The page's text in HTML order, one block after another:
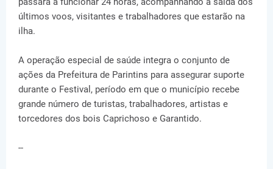
últimos voos, visitantes e trabalhadores que estarão na
ilha.
A operação especial de saúde integra o conjunto de
ações da Prefeitura de Parintins para assegurar suporte
durante o Festival, período em que o município recebe
grande número de turistas, trabalhadores, artistas e
torcedores dos bois Caprichoso e Garantido.
--